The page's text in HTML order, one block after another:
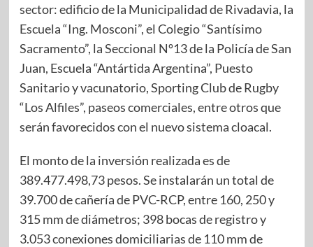
sector: edificio de la Municipalidad de Rivadavia, la
Escuela “Ing. Mosconi”, el Colegio “Santísimo
Sacramento”, la Seccional Nº13 de la Policía de San
Juan, Escuela “Antártida Argentina”, Puesto
Sanitario y vacunatorio, Sporting Club de Rugby
“Los Alfiles”, paseos comerciales, entre otros que
serán favorecidos con el nuevo sistema cloacal.
El monto de la inversión realizada es de
389.477.498,73 pesos. Se instalarán un total de
39.700 de cañería de PVC-RCP, entre 160, 250 y
315 mm de diámetros; 398 bocas de registro y
3.053 conexiones domiciliarias de 110 mm de